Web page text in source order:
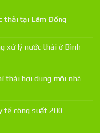
thải tại Lâm Đồng
xử lý nước thải ở Bình
thải hơi dung môi nhà
tế công suất 200